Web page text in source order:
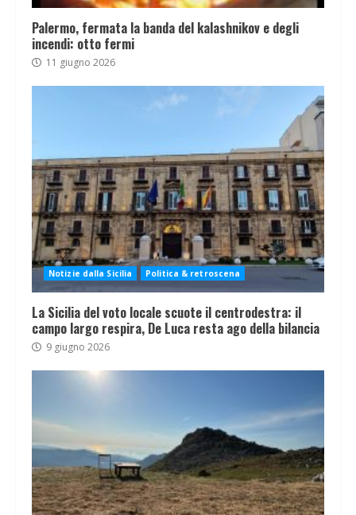
Palermo, fermata la banda del kalashnikov e degli
incendi: otto fermi
11 giugno 2026
Notizie dalla Sicilia Politica & retroscena
La Sicilia del voto locale scuote il centrodestra: il
campo largo respira, De Luca resta ago della bilancia
9 giugno 2026